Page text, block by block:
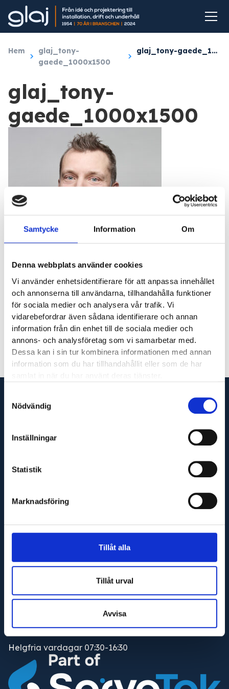
Samtycke Information Om
Denna webbplats använder cookies
Vi använder enhetsidentifierare för att anpassa innehållet
och annonserna till användarna, tillhandahålla funktioner
för sociala medier och analysera vår trafik. Vi
vidarebefordrar även sådana identifierare och annan
information från din enhet till de sociala medier och
annons- och analysföretag som vi samarbetar med.
Dessa kan i sin tur kombinera informationen med annan
information som du har tillhandahållit eller som de har
Nödvändig
Inställningar
Statistik
Marknadsföring
Tillåt alla
Tillåt urval
Avvisa
Hem
glaj_tony-
gaede_1000x1500
glaj_tony-gaede_1000x1500
glaj_tony-
gaede_1000x1500
Linn Engelmark
Vi är din fullservicepartner som levererar produkter
till hela Sverige och utför servicetjänster runt om i
Adress
Maskinfirma Glaj AB
E-post
Telefon
Telefontid
Helgfria vardagar 07:30-16:30